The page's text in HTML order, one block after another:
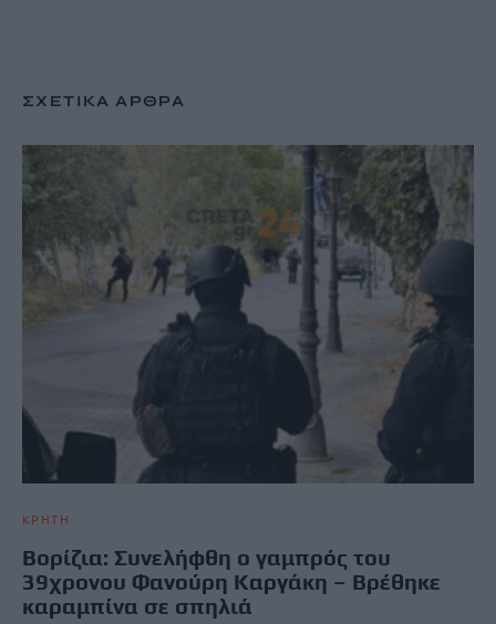
ΣΧΕΤΙΚΆ ΆΡΘΡΑ
ΚΡΗΤΗ
Boρίζια: Συνελήφθη ο γαμπρός του
39χρονου Φανούρη Καργάκη – Βρέθηκε
καραμπίνα σε σπηλιά